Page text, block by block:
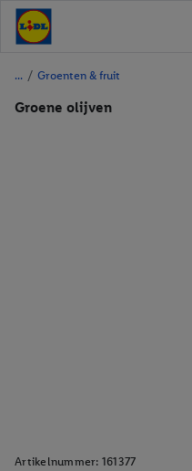
/ Groenten & fruit
Groene olijven
Artikelnummer: 161377